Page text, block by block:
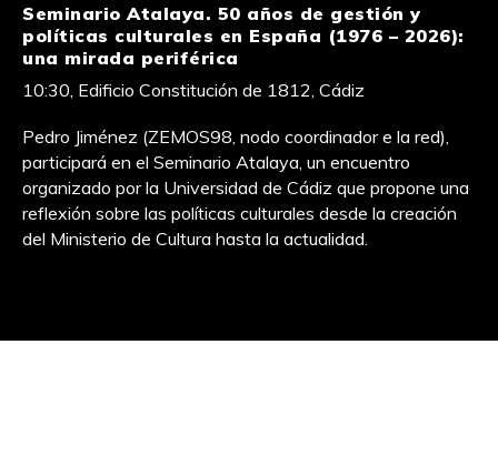
Seminario Atalaya. 50 años de gestión y
políticas culturales en España (1976 – 2026):
una mirada periférica
10:30, Edificio Constitución de 1812, Cádiz
Pedro Jiménez (ZEMOS98, nodo coordinador e la red),
participará en el Seminario Atalaya, un encuentro
organizado por la Universidad de Cádiz que propone una
reflexión sobre las políticas culturales desde la creación
del Ministerio de Cultura hasta la actualidad.